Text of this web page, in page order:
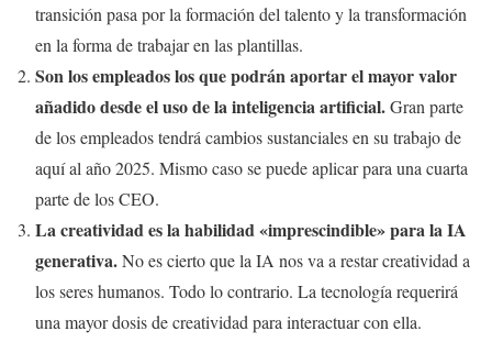
transición pasa por la formación del talento y la transformación
en la forma de trabajar en las plantillas.
Son los empleados los que podrán aportar el mayor valor
añadido desde el uso de la inteligencia artificial.Gran parte
de los empleados tendrá cambios sustanciales en su trabajo de
aquí al año 2025. Mismo caso se puede aplicar para una cuarta
parte de los CEO.
La creatividad es la habilidad «imprescindible» para la IA
generativa.No es cierto que la IA nos va a restar creatividad a
los seres humanos. Todo lo contrario. La tecnología requerirá
una mayor dosis de creatividad para interactuar con ella.